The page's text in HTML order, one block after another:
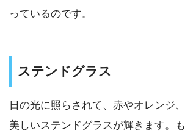
っているのです。
ステンドグラス
日の光に照らされて、赤やオレンジ
美しいステンドグラスが輝きます。